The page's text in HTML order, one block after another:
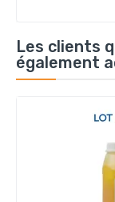
Les clients
également